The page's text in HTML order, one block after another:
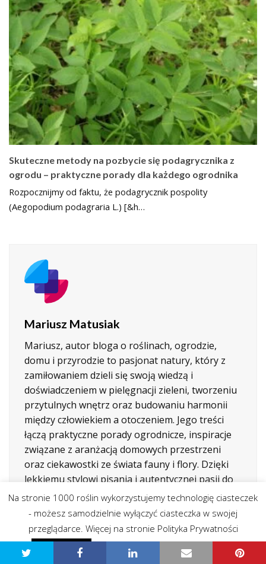
Skuteczne metody na pozbycie się podagrycznika z
ogrodu – praktyczne porady dla każdego ogrodnika
Rozpocznijmy od faktu, że podagrycznik pospolity
(Aegopodium podagraria L.) [&h…
Mariusz Matusiak
Mariusz, autor bloga o roślinach, ogrodzie,
domu i przyrodzie to pasjonat natury, który z
zamiłowaniem dzieli się swoją wiedzą i
doświadczeniem w pielęgnacji zieleni, tworzeniu
przytulnych wnętrz oraz budowaniu harmonii
między człowiekiem a otoczeniem. Jego treści
łączą praktyczne porady ogrodnicze, inspiracje
związane z aranżacją domowych przestrzeni
oraz ciekawostki ze świata fauny i flory. Dzięki
lekkiemu stylowi pisania i autentycznej pasji do
przyrody, blog ten przyciąga zarówno
początkujących miłośników roślin, jak i
doświadczonych ogrodników, szukających
sprawdzonych pomysłów i naturalnych
rozwiązań do swojego domu i ogrodu.
Na stronie 1000 roślin wykorzystujemy technologię ciasteczek
- możesz samodzielnie wyłączyć ciasteczka w swojej
przeglądarce. Więcej na stronie Polityka Prywatności
Zgadzam się Polityka prywatności - przeczytaj